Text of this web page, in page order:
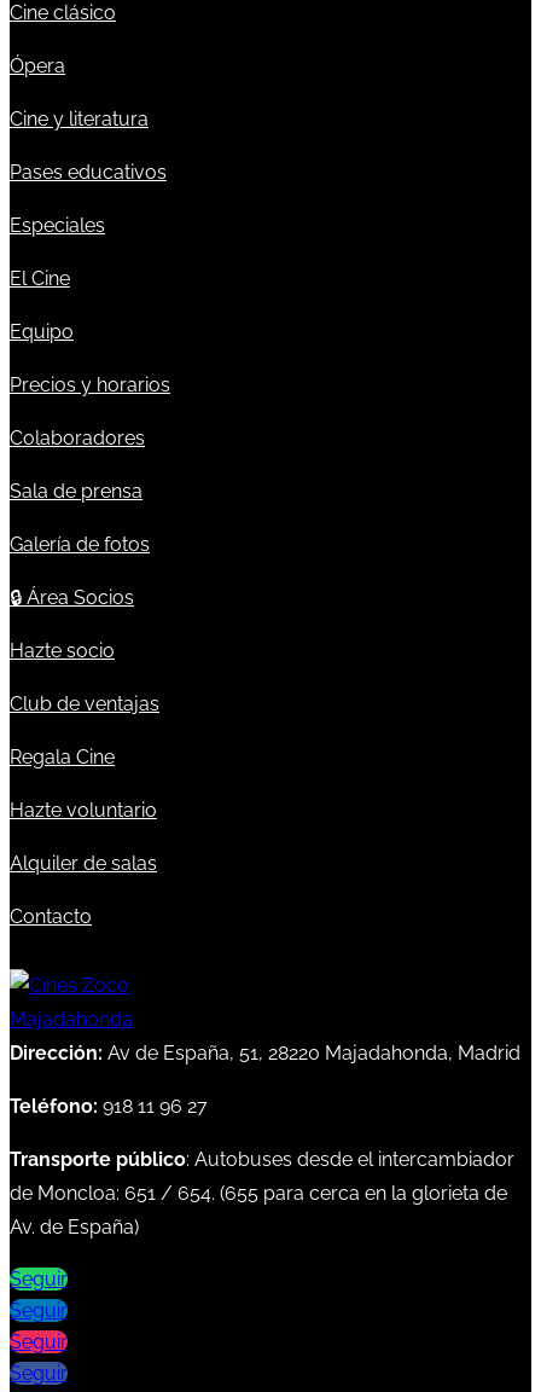
Cine clásico
Ópera
Cine y literatura
Pases educativos
Especiales
El Cine
Equipo
Precios y horarios
Colaboradores
Sala de prensa
Galería de fotos
🔒 Área Socios
Hazte socio
Club de ventajas
Regala Cine
Hazte voluntario
Alquiler de salas
Contacto
Dirección: Av de España, 51, 28220 Majadahonda, Madrid
Teléfono: 918 11 96 27
Transporte público: Autobuses desde el intercambiador
de Moncloa: 651 / 654. (655 para cerca en la glorieta de
Av. de España)
Seguir
Seguir
Seguir
Seguir